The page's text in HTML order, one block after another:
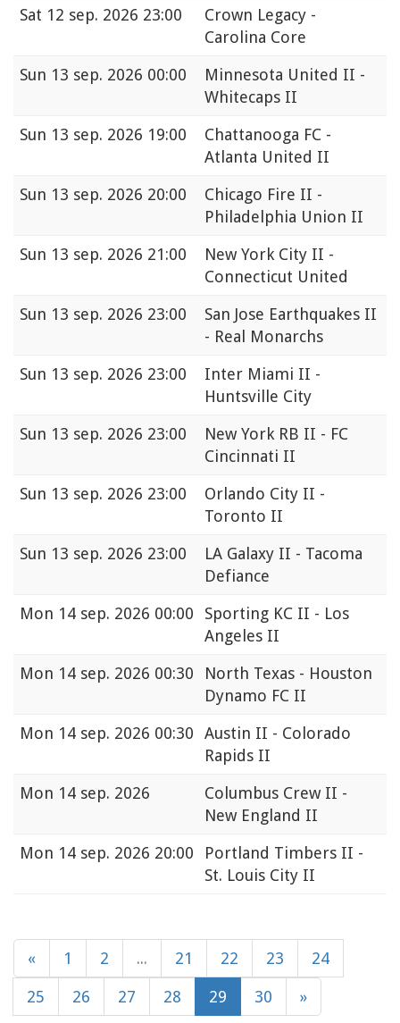
Sat 12 sep. 2026 23:00
Crown Legacy -
Carolina Core
Sun 13 sep. 2026 00:00
Minnesota United II -
Whitecaps II
Sun 13 sep. 2026 19:00
Chattanooga FC -
Atlanta United II
Sun 13 sep. 2026 20:00
Chicago Fire II -
Philadelphia Union II
Sun 13 sep. 2026 21:00
New York City II -
Connecticut United
Sun 13 sep. 2026 23:00
San Jose Earthquakes II
- Real Monarchs
Sun 13 sep. 2026 23:00
Inter Miami II -
Huntsville City
Sun 13 sep. 2026 23:00
New York RB II - FC
Cincinnati II
Sun 13 sep. 2026 23:00
Orlando City II -
Toronto II
Sun 13 sep. 2026 23:00
LA Galaxy II - Tacoma
Defiance
Mon 14 sep. 2026 00:00
Sporting KC II - Los
Angeles II
Mon 14 sep. 2026 00:30
North Texas - Houston
Dynamo FC II
Mon 14 sep. 2026 00:30
Austin II - Colorado
Rapids II
Mon 14 sep. 2026
Columbus Crew II -
New England II
Mon 14 sep. 2026 20:00
Portland Timbers II -
St. Louis City II
« 1 2 ... 21 22 23 24
25 26 27 28 29 30 »